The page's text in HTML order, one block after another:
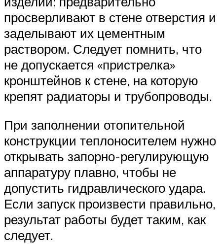
просверливают в стене отверстия и
заделывают их цементным
раствором. Следует помнить, что
не допускается «пристрелка»
кронштейнов к стене, на которую
крепят радиаторы и трубопроводы.
При заполнении отопительной
конструкции теплоносителем нужно
открывать запорно-регулирующую
аппаратуру плавно, чтобы не
допустить гидравлического удара.
Если запуск произвести правильно,
результат работы будет таким, как
следует.